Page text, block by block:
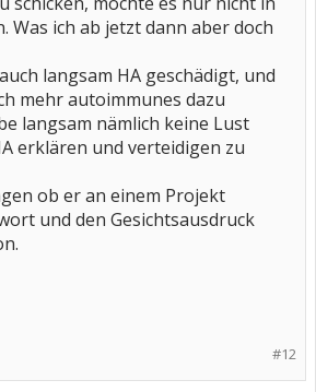
Was ich ab jetzt dann aber doch
langsam HA geschädigt, und
mehr autoimmunes dazu
langsam nämlich keine Lust
erklären und verteidigen zu
ob er an einem Projekt
und den Gesichtsausdruck
#12